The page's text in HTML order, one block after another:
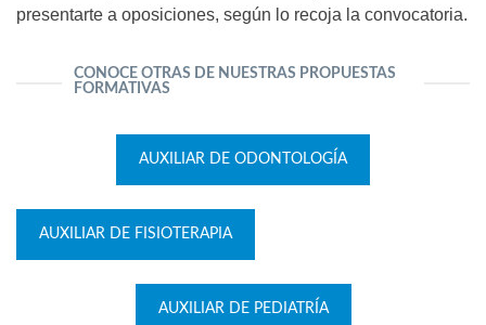
presentarte a oposiciones, según lo recoja la convocatoria.
CONOCE OTRAS DE NUESTRAS PROPUESTAS
FORMATIVAS
AUXILIAR DE ODONTOLOGÍA
AUXILIAR DE FISIOTERAPIA
AUXILIAR DE PEDIATRÍA